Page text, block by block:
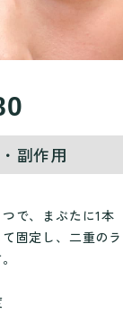
副作用
で、まぶたに1本
固定し、二重のラ